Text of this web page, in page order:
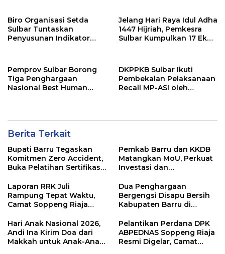
Biro Organisasi Setda
Sulbar Tuntaskan
Penyusunan Indikator
Jelang Hari Raya Idul Adha
1447 Hijriah, Pemkesra
Sulbar Kumpulkan 17 Ekor
Pemprov Sulbar Borong
Tiga Penghargaan
Nasional Best Human
DKPPKB Sulbar Ikuti
Pembekalan Pelaksanaan
Recall MP-ASI oleh
Berita Terkait
Bupati Barru Tegaskan
Komitmen Zero Accident,
Buka Pelatihan Sertifikasi
Pemkab Barru dan KKDB
Matangkan MoU, Perkuat
Investasi dan
Laporan RRK Juli
Rampung Tepat Waktu,
Camat Soppeng Riaja
dan Kelurahan
Dua Penghargaan
Bergengsi Disapu Bersih
Kabupaten Barru di
Hari Anak Nasional 2026,
Andi Ina Kirim Doa dari
Makkah untuk Anak-Anak
Pelantikan Perdana DPK
ABPEDNAS Soppeng Riaja
Resmi Digelar, Camat